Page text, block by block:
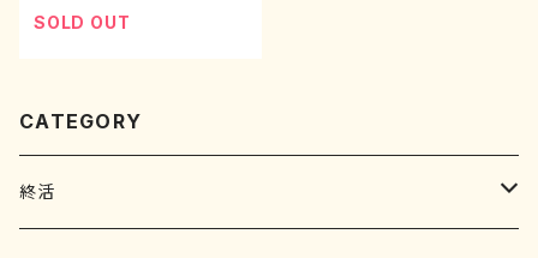
SOLD OUT
CATEGORY
終活